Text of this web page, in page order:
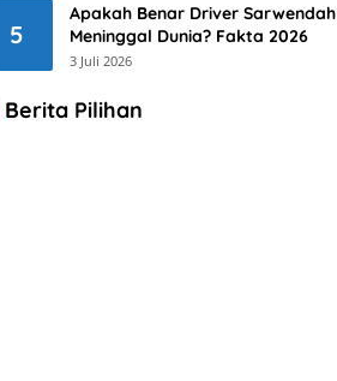
5
Apakah Benar Driver Sarwendah
Meninggal Dunia? Fakta 2026
3 Juli 2026
Berita Pilihan